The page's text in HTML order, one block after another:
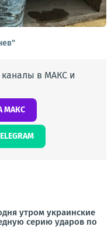
в МАКС и
МАКС
утром украинские
серию ударов по